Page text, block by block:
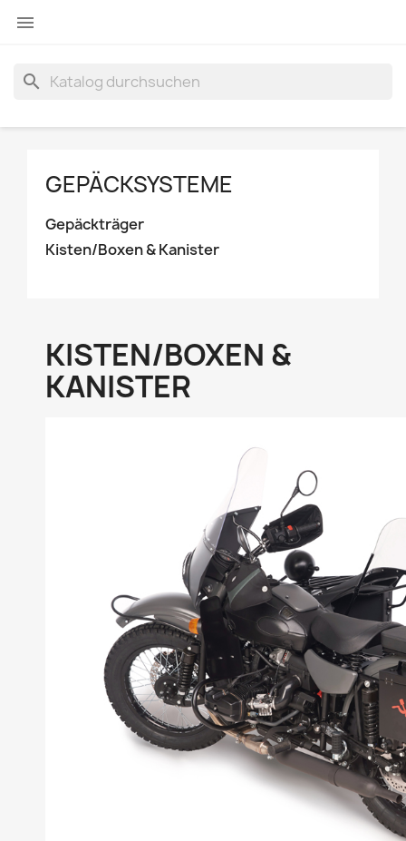

search
GEPÄCKSYSTEME
Gepäckträger
Kisten/Boxen & Kanister
KISTEN/BOXEN &
KANISTER